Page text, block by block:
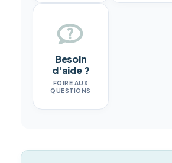
Besoin
d'aide ?
FOIRE AUX
QUESTIONS